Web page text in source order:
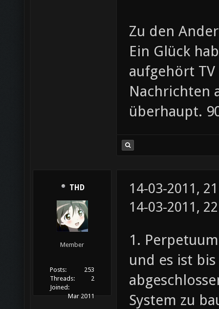
Zu den
Ein Glück
aufgehört
Nachrichten
überhaupt.
THD
Member
Posts:
253
Threads:
2
Joined:
Mar 2011
14-03-2011,
14-03-2011,
1.
und es ist
System zu